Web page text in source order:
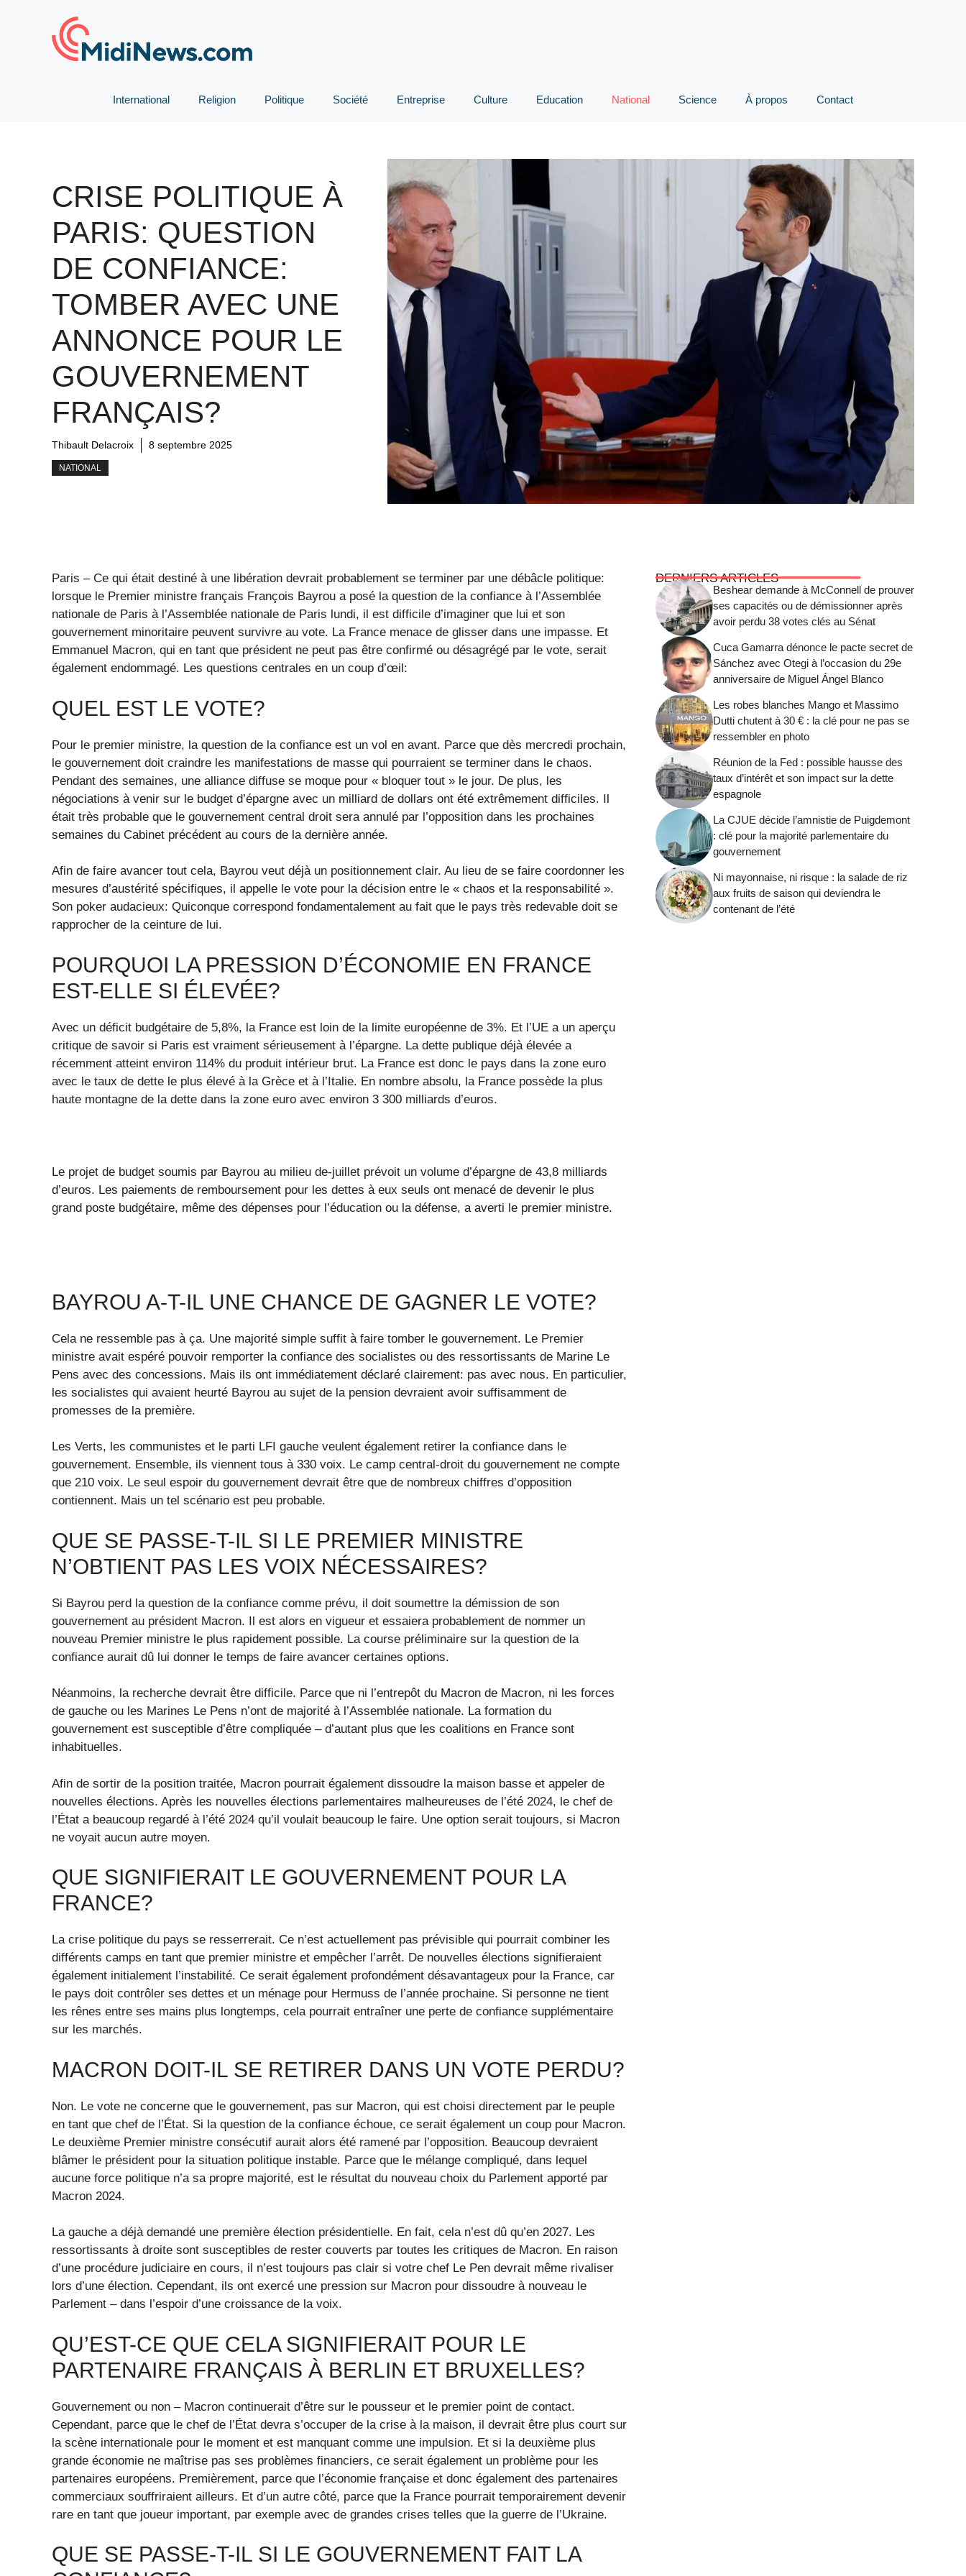
International Religion Politique Société Entreprise Culture Education National Science À propos Contact
CRISE POLITIQUE À
PARIS: QUESTION
DE CONFIANCE:
TOMBER AVEC UNE
ANNONCE POUR LE
GOUVERNEMENT
FRANÇAIS?
Thibault Delacroix 8 septembre 2025
NATIONAL
Paris – Ce qui était destiné à une libération devrait probablement se terminer par une débâcle politique:
lorsque le Premier ministre français François Bayrou a posé la question de la confiance à l’Assemblée
nationale de Paris à l’Assemblée nationale de Paris lundi, il est difficile d’imaginer que lui et son
gouvernement minoritaire peuvent survivre au vote. La France menace de glisser dans une impasse. Et
Emmanuel Macron, qui en tant que président ne peut pas être confirmé ou désagrégé par le vote, serait
également endommagé. Les questions centrales en un coup d’œil:
QUEL EST LE VOTE?
Pour le premier ministre, la question de la confiance est un vol en avant. Parce que dès mercredi prochain,
le gouvernement doit craindre les manifestations de masse qui pourraient se terminer dans le chaos.
Pendant des semaines, une alliance diffuse se moque pour « bloquer tout » le jour. De plus, les
négociations à venir sur le budget d’épargne avec un milliard de dollars ont été extrêmement difficiles. Il
était très probable que le gouvernement central droit sera annulé par l’opposition dans les prochaines
semaines du Cabinet précédent au cours de la dernière année.
Afin de faire avancer tout cela, Bayrou veut déjà un positionnement clair. Au lieu de se faire coordonner les
mesures d’austérité spécifiques, il appelle le vote pour la décision entre le « chaos et la responsabilité ».
Son poker audacieux: Quiconque correspond fondamentalement au fait que le pays très redevable doit se
rapprocher de la ceinture de lui.
POURQUOI LA PRESSION D’ÉCONOMIE EN FRANCE
EST-ELLE SI ÉLEVÉE?
Avec un déficit budgétaire de 5,8%, la France est loin de la limite européenne de 3%. Et l’UE a un aperçu
critique de savoir si Paris est vraiment sérieusement à l’épargne. La dette publique déjà élevée a
récemment atteint environ 114% du produit intérieur brut. La France est donc le pays dans la zone euro
avec le taux de dette le plus élevé à la Grèce et à l’Italie. En nombre absolu, la France possède la plus
haute montagne de la dette dans la zone euro avec environ 3 300 milliards d’euros.
Le projet de budget soumis par Bayrou au milieu de-juillet prévoit un volume d’épargne de 43,8 milliards
d’euros. Les paiements de remboursement pour les dettes à eux seuls ont menacé de devenir le plus
grand poste budgétaire, même des dépenses pour l’éducation ou la défense, a averti le premier ministre.
BAYROU A-T-IL UNE CHANCE DE GAGNER LE VOTE?
Cela ne ressemble pas à ça. Une majorité simple suffit à faire tomber le gouvernement. Le Premier
ministre avait espéré pouvoir remporter la confiance des socialistes ou des ressortissants de Marine Le
Pens avec des concessions. Mais ils ont immédiatement déclaré clairement: pas avec nous. En particulier,
les socialistes qui avaient heurté Bayrou au sujet de la pension devraient avoir suffisamment de
promesses de la première.
Les Verts, les communistes et le parti LFI gauche veulent également retirer la confiance dans le
gouvernement. Ensemble, ils viennent tous à 330 voix. Le camp central-droit du gouvernement ne compte
que 210 voix. Le seul espoir du gouvernement devrait être que de nombreux chiffres d’opposition
contiennent. Mais un tel scénario est peu probable.
QUE SE PASSE-T-IL SI LE PREMIER MINISTRE
N’OBTIENT PAS LES VOIX NÉCESSAIRES?
Si Bayrou perd la question de la confiance comme prévu, il doit soumettre la démission de son
gouvernement au président Macron. Il est alors en vigueur et essaiera probablement de nommer un
nouveau Premier ministre le plus rapidement possible. La course préliminaire sur la question de la
confiance aurait dû lui donner le temps de faire avancer certaines options.
Néanmoins, la recherche devrait être difficile. Parce que ni l’entrepôt du Macron de Macron, ni les forces
de gauche ou les Marines Le Pens n’ont de majorité à l’Assemblée nationale. La formation du
gouvernement est susceptible d’être compliquée – d’autant plus que les coalitions en France sont
inhabituelles.
Afin de sortir de la position traitée, Macron pourrait également dissoudre la maison basse et appeler de
nouvelles élections. Après les nouvelles élections parlementaires malheureuses de l’été 2024, le chef de
l’État a beaucoup regardé à l’été 2024 qu’il voulait beaucoup le faire. Une option serait toujours, si Macron
ne voyait aucun autre moyen.
QUE SIGNIFIERAIT LE GOUVERNEMENT POUR LA
FRANCE?
La crise politique du pays se resserrerait. Ce n’est actuellement pas prévisible qui pourrait combiner les
différents camps en tant que premier ministre et empêcher l’arrêt. De nouvelles élections signifieraient
également initialement l’instabilité. Ce serait également profondément désavantageux pour la France, car
le pays doit contrôler ses dettes et un ménage pour Hermuss de l’année prochaine. Si personne ne tient
les rênes entre ses mains plus longtemps, cela pourrait entraîner une perte de confiance supplémentaire
sur les marchés.
MACRON DOIT-IL SE RETIRER DANS UN VOTE PERDU?
Non. Le vote ne concerne que le gouvernement, pas sur Macron, qui est choisi directement par le peuple
en tant que chef de l’État. Si la question de la confiance échoue, ce serait également un coup pour Macron.
Le deuxième Premier ministre consécutif aurait alors été ramené par l’opposition. Beaucoup devraient
blâmer le président pour la situation politique instable. Parce que le mélange compliqué, dans lequel
aucune force politique n’a sa propre majorité, est le résultat du nouveau choix du Parlement apporté par
Macron 2024.
La gauche a déjà demandé une première élection présidentielle. En fait, cela n’est dû qu’en 2027. Les
ressortissants à droite sont susceptibles de rester couverts par toutes les critiques de Macron. En raison
d’une procédure judiciaire en cours, il n’est toujours pas clair si votre chef Le Pen devrait même rivaliser
lors d’une élection. Cependant, ils ont exercé une pression sur Macron pour dissoudre à nouveau le
Parlement – dans l’espoir d’une croissance de la voix.
QU’EST-CE QUE CELA SIGNIFIERAIT POUR LE
PARTENAIRE FRANÇAIS À BERLIN ET BRUXELLES?
Gouvernement ou non – Macron continuerait d’être sur le pousseur et le premier point de contact.
Cependant, parce que le chef de l’État devra s’occuper de la crise à la maison, il devrait être plus court sur
la scène internationale pour le moment et est manquant comme une impulsion. Et si la deuxième plus
grande économie ne maîtrise pas ses problèmes financiers, ce serait également un problème pour les
partenaires européens. Premièrement, parce que l’économie française et donc également des partenaires
commerciaux souffriraient ailleurs. Et d’un autre côté, parce que la France pourrait temporairement devenir
rare en tant que joueur important, par exemple avec de grandes crises telles que la guerre de l’Ukraine.
QUE SE PASSE-T-IL SI LE GOUVERNEMENT FAIT LA
DERNIERS ARTICLES
Beshear demande à McConnell de prouver
ses capacités ou de démissionner après
avoir perdu 38 votes clés au Sénat
Cuca Gamarra dénonce le pacte secret de
Sánchez avec Otegi à l’occasion du 29e
anniversaire de Miguel Ángel Blanco
Les robes blanches Mango et Massimo
Dutti chutent à 30 € : la clé pour ne pas se
ressembler en photo
Réunion de la Fed : possible hausse des
taux d’intérêt et son impact sur la dette
espagnole
La CJUE décide l’amnistie de Puigdemont
: clé pour la majorité parlementaire du
gouvernement
Ni mayonnaise, ni risque : la salade de riz
aux fruits de saison qui deviendra le
contenant de l’été